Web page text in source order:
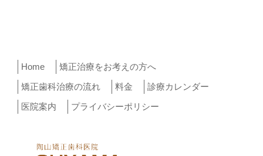
Home
矯正治療をお考えの方へ
矯正歯科治療の流れ
料金
診療カレンダー
医院案内
プライバシーポリシー